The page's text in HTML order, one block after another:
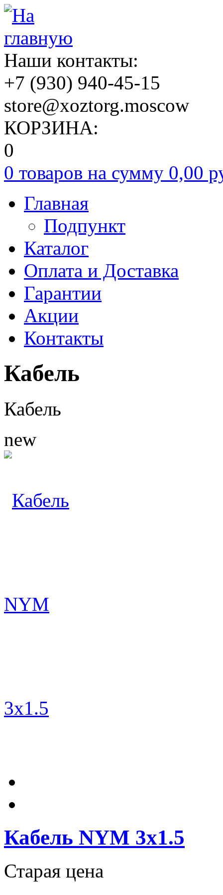
Наши контакты:
+7 (930) 940-45-15
store@xoztorg.moscow
КОРЗИНА:
0
0 товаров на сумму 0,00
Главная
Подпункт
Каталог
Оплата и Доставка
Гарантии
Акции
Контакты
Кабель
Кабель
new
Кабель NYM 3х1.5
Старая цена